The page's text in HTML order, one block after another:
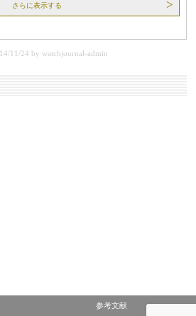
さらに表示する
11/24 bywatchjournal-admin
参考文献